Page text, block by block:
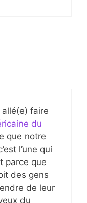
faire
du
que notre
l’une qui
parce que
des gens
de leur
du